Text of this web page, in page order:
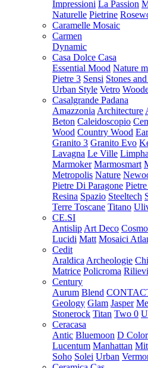
Impressioni La Passion
Naturelle Pietrine
Caramelle Mosaic
Carmen
Dynamic
Casa Dolce Casa
Essential Mood Nature
Pietre 3 Sensi Stones
Urban Style Vetro
Casalgrande Padana
Amazzonia Architecture
Beton Caleidoscopio
Wood Country Wood
Granito 3 Granito Evo
Lavagna Le Ville Limpha
Marmoker Marmosmart
Metropolis Nature
Pietre Di Paragone
Resina Spazio Steeltech
Terre Toscane Titano
CE.SI
Antislip Art Deco Cosmo
Lucidi Matt Mosaici
Cedit
Araldica Archeologie
Matrice Policroma Rilievi
Century
Aurum Blend
Geology Glam Jasper
Stonerock Titan Two 0
Ceracasa
Antic Bluemoon D Color
Lucentum Manhattan
Soho Solei Urban